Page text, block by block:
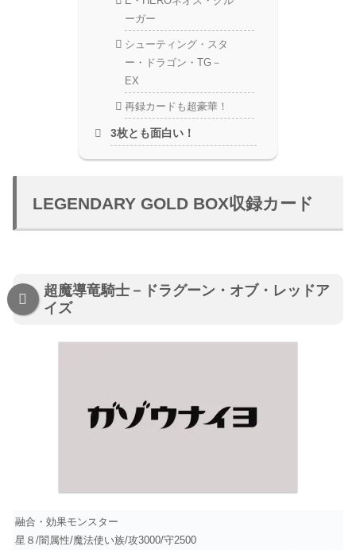
ーガー
シューティング・スタ
ー・ドラゴン・TG－
EX
再録カードも超豪華！
3枚とも面白い！
LEGENDARY GOLD BOX収録カード
超魔導竜騎士－ドラグーン・オブ・レッドア
イズ
融合・効果モンスター
星８/闇属性/魔法使い族/攻3000/守2500